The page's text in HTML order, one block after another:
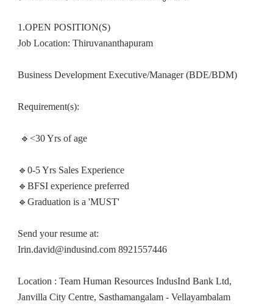
1.OPEN POSITION(S)
Job Location: Thiruvananthapuram
Business Development Executive/Manager (BDE/BDM)
Requirement(s):
🔹<30 Yrs of age
🔹0-5 Yrs Sales Experience
🔹BFSI experience preferred
🔹Graduation is a 'MUST'
Send your resume at:
Irin.david@indusind.com 8921557446
Location : Team Human Resources IndusInd Bank Ltd,
Janvilla City Centre, Sasthamangalam - Vellayambalam